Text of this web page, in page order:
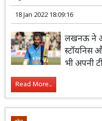
आईपीएल 2022 : लखनऊ
राहुल
18 Jan 2022 18:09:16
लखनऊ ने
Read More...